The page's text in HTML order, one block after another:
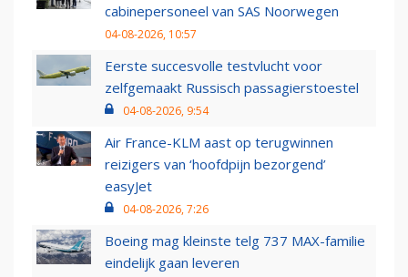
cabinepersoneel van SAS Noorwegen
04-08-2026, 10:57
Eerste succesvolle testvlucht voor
zelfgemaakt Russisch passagierstoestel
04-08-2026, 9:54
Air France-KLM aast op terugwinnen
reizigers van ‘hoofdpijn bezorgend’
easyJet
04-08-2026, 7:26
Boeing mag kleinste telg 737 MAX-familie
eindelijk gaan leveren